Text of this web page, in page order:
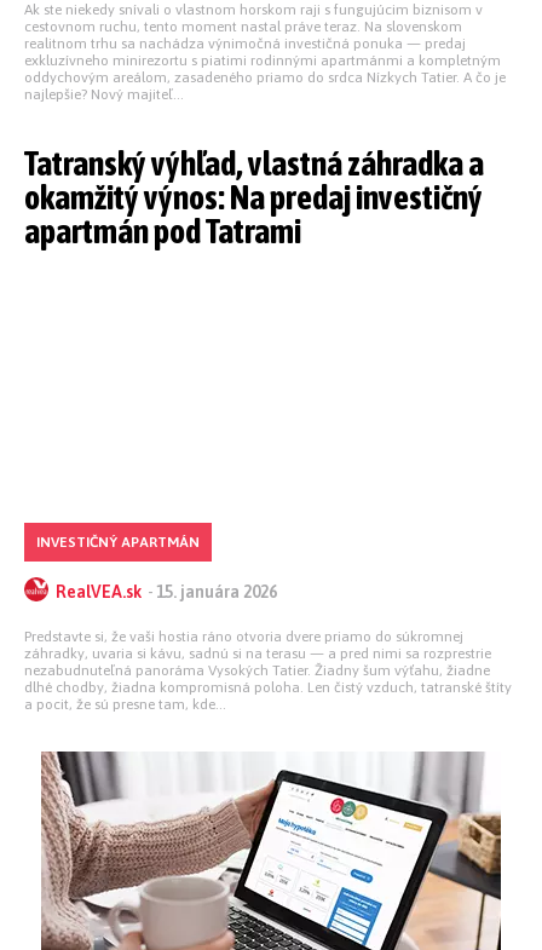
Ak ste niekedy snívali o vlastnom horskom raji s fungujúcim biznisom v
cestovnom ruchu, tento moment nastal práve teraz. Na slovenskom
realitnom trhu sa nachádza výnimočná investičná ponuka — predaj
exkluzívneho minirezortu s piatimi rodinnými apartmánmi a kompletným
oddychovým areálom, zasadeného priamo do srdca Nízkych Tatier. A čo je
najlepšie? Nový majiteľ...
Tatranský výhľad, vlastná záhradka a
okamžitý výnos: Na predaj investičný
apartmán pod Tatrami
INVESTIČNÝ APARTMÁN
RealVEA.sk - 15. januára 2026
Predstavte si, že vaši hostia ráno otvoria dvere priamo do súkromnej
záhradky, uvaria si kávu, sadnú si na terasu — a pred nimi sa rozprestrie
nezabudnuteľná panoráma Vysokých Tatier. Žiadny šum výťahu, žiadne
dlhé chodby, žiadna kompromisná poloha. Len čistý vzduch, tatranské štíty
a pocit, že sú presne tam, kde...